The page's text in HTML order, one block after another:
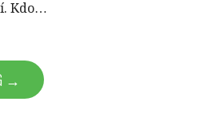
Kdo…
→